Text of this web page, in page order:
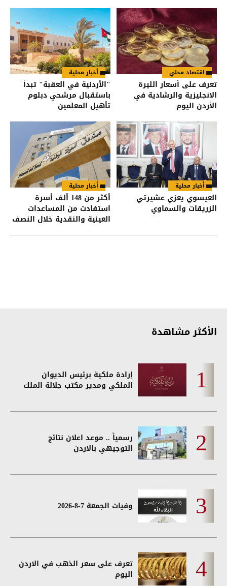
اقتصاد محلي
تعرف على أسعار الليرة
الانجليزية والرشادية في
الأردن اليوم
أخبار محلية
"الأردنية في العقبة" تبدأ
باستقبال مرشحي دبلوم
تأهيل المعلمين
أخبار محلية
العيسوي يعزي عشيرتي
الزريقات والسماوي
أخبار محلية
أكثر من 148 ألف أسرة
استفادت من المساعدات
العينية والنقدية خلال النصف
الأكثر مشاهدة
إرادة ملكية برئيس الديوان
الملكي ومدير مكتب جلالة الملك
رسمياً .. موعد اعلان نتائج
التوجيهي بالاردن
وفيات الجمعة 7-8-2026
تعرف على سعر الذهب في الاردن
اليوم